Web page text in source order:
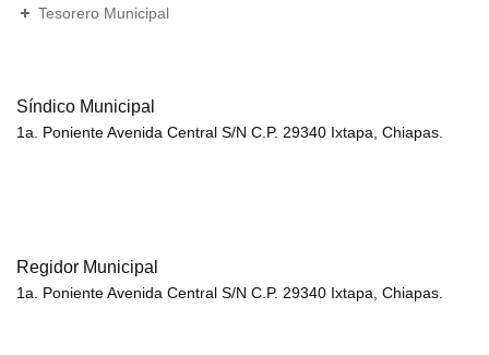
Tesorero Municipal
Síndico Municipal
1a. Poniente Avenida Central S/N C.P. 29340 Ixtapa, Chiapas.
Regidor Municipal
1a. Poniente Avenida Central S/N C.P. 29340 Ixtapa, Chiapas.